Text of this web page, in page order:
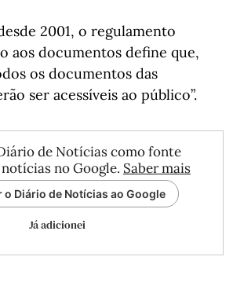
2001, o regulamento
aos documentos define que,
os documentos das
ser acessíveis ao público”.
de Notícias como fonte
no Google. Saber mais
Diário de Notícias ao Google
Já adicionei